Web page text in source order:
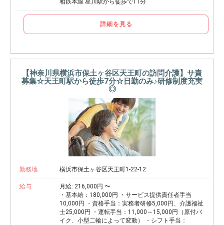
相鉄本線 星川駅から徒歩で11分
詳細を見る
【神奈川県横浜市保土ヶ谷区天王町の訪問介護】サ責
募集☆天王町駅から徒歩7分☆日勤のみ♪研修制度充実
◎
勤務地 横浜市保土ヶ谷区天王町1-22-12
給与
月給: 216,000円 〜
・基本給：180,000円 ・サービス提供責任者手当
10,000円 ・資格手当：実務者研修5,000円、介護福祉
士25,000円 ・運転手当：11,000～15,000円（原付バ
イク、小型二輪によって変動） ・シフト手当：